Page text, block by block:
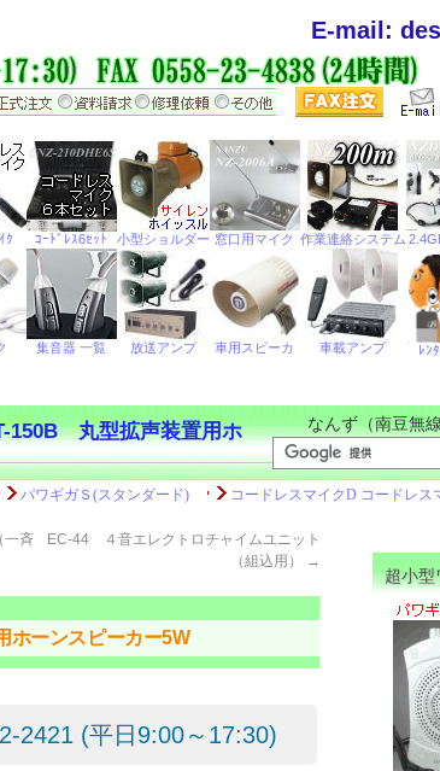
E-mail:
150B 丸型拡声装置用ホ
なんず（南豆無
一斉
EC-44 ４音エレクトロチャイムユニット
（組込用）
→
ーンスピーカー5W
2421 (平日9:00～17:30)
超小型